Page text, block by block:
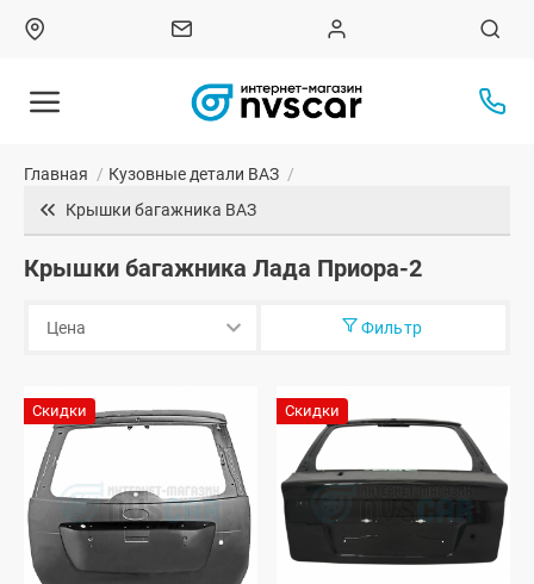
Главная / Кузовные детали ВАЗ /
Крышки багажника ВАЗ
Крышки багажника Лада Приора-2
Фильтр
Скидки Скидки